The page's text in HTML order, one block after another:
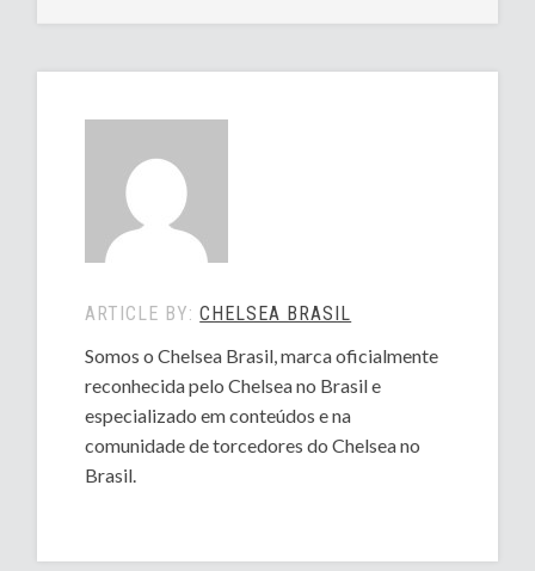
ARTICLE BY:CHELSEA BRASIL
Somos o Chelsea Brasil, marca oficialmente
reconhecida pelo Chelsea no Brasil e
especializado em conteúdos e na
comunidade de torcedores do Chelsea no
Brasil.